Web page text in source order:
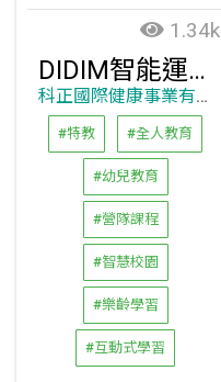
1.34k
DIDIM智能運動空間
科正國際健康事業有限公司
#特教 #全人教育
#幼兒教育
#營隊課程
#智慧校園
#樂齡學習
#互動式學習